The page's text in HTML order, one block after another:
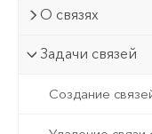
О связях
Задачи связей
Создание